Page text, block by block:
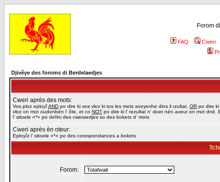
Forom
FAQ
Cweri
Djivêye des foroms di Berdelaedjes
Cweri après des mots:
Vos ploz eployîAND po dire ki vos vloz ki tos les mots soeyexhe dins li rzultat, OR po dire ki
vloz on mot oudonbén l' ôte, et co NOT po dire ki l' rezultat n' doet nén aveur on mot dné.
l' sitoele «*» po defini des cweraedjes so des bokets d' mots
Cweri après èn oteur:
Eployîz l' sitoele «*» po des corespondances a bokets
Forom: